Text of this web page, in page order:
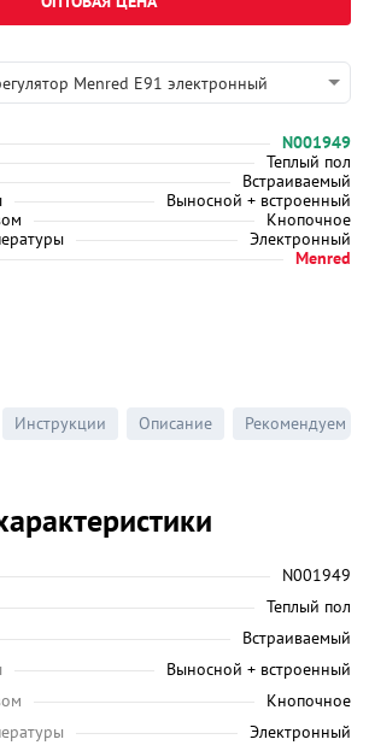
Menred E91 электронный
N001949
Теплый пол
Встраиваемый
Выносной + встроенный
Кнопочное
Электронный
Menred
Инструкции Описание Рекомендуем
N001949
Теплый пол
Встраиваемый
Выносной + встроенный
Кнопочное
Электронный